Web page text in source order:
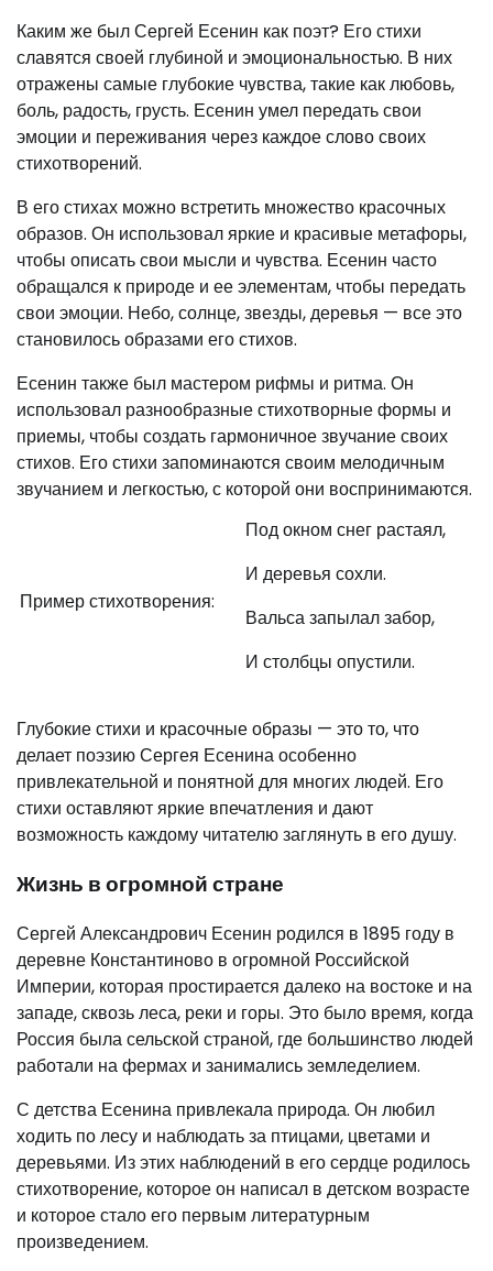
Каким же был Сергей Есенин как поэт? Его стихи
славятся своей глубиной и эмоциональностью. В них
отражены самые глубокие чувства, такие как любовь,
боль, радость, грусть. Есенин умел передать свои
эмоции и переживания через каждое слово своих
стихотворений.
В его стихах можно встретить множество красочных
образов. Он использовал яркие и красивые метафоры,
чтобы описать свои мысли и чувства. Есенин часто
обращался к природе и ее элементам, чтобы передать
свои эмоции. Небо, солнце, звезды, деревья — все это
становилось образами его стихов.
Есенин также был мастером рифмы и ритма. Он
использовал разнообразные стихотворные формы и
приемы, чтобы создать гармоничное звучание своих
стихов. Его стихи запоминаются своим мелодичным
звучанием и легкостью, с которой они воспринимаются.
Пример стихотворения:
Под окном снег растаял,
И деревья сохли.
Вальса запылал забор,
И столбцы опустили.
Глубокие стихи и красочные образы — это то, что
делает поэзию Сергея Есенина особенно
привлекательной и понятной для многих людей. Его
стихи оставляют яркие впечатления и дают
возможность каждому читателю заглянуть в его душу.
Жизнь в огромной стране
Сергей Александрович Есенин родился в 1895 году в
деревне Константиново в огромной Российской
Империи, которая простирается далеко на востоке и на
западе, сквозь леса, реки и горы. Это было время, когда
Россия была сельской страной, где большинство людей
работали на фермах и занимались земледелием.
С детства Есенина привлекала природа. Он любил
ходить по лесу и наблюдать за птицами, цветами и
деревьями. Из этих наблюдений в его сердце родилось
стихотворение, которое он написал в детском возрасте
и которое стало его первым литературным
произведением.